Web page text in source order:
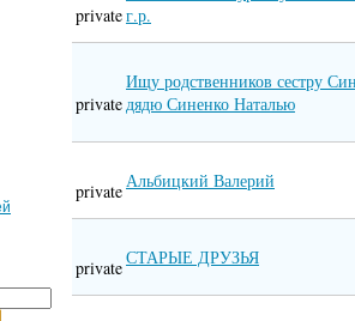
privateг.р.
private
Ищу родственников сестру
дядю Синенко Наталью
privateАльбицкий Валерий
privateСТАРЫЕ ДРУЗЬЯ